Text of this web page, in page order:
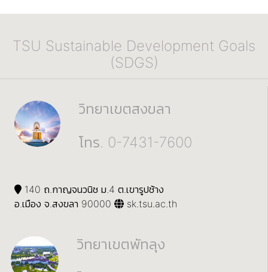
TSU Sustainable Development Goals
(SDGS)
วิทยาเขตสงขลา
โทร. 0-7431-7600
140 ถ.กาญจนวนิช ม.4 ต.เขารูปช้าง
อ.เมือง จ.สงขลา 90000
sk.tsu.ac.th
วิทยาเขตพัทลุง